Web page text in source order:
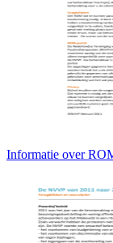
Informatie over